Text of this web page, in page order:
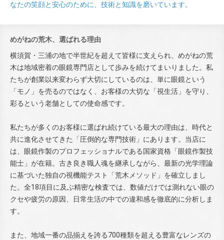
なたの笑顔と安心のために、技術と知識を磨いています。
めがねの荒木、選ばれる理由
横須賀・三浦の地で半世紀を超えて皆様に支えられ、めがねの荒
木は地域密着の眼鏡専門店として歩みを続けてまいりました。私
たちが創業以来変わらず大切にしているのは、単に眼鏡という
「モノ」を売るのではなく、お客様の大切な「視生活」を守り、
彩るという老舗としての使命感です。
私たちが多くのお客様に選ばれ続けている最大の理由は、時代と
共に進化させてきた「圧倒的な専門技術」にあります。当店に
は、眼鏡作製のプロフェッショナルである国家資格「眼鏡作製技
能士」が在籍。古き良き職人魂を継承しながら、最新の光学理論
に基づいた独自の視機能テスト「荒木メソッド」を確立しまし
た。全18項目に及ぶ精密な検査では、数値だけでは測れない眼の
クセや疲労の原因、日常生活の中での違和感を徹底的に分析しま
す。
また、地域一番の品揃えを誇る700種類を超える豊富なレンズの